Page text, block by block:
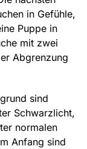
in Gefühle,
Puppe in
mit zwei
Abgrenzung
sind
Schwarzlicht,
normalen
Anfang sind